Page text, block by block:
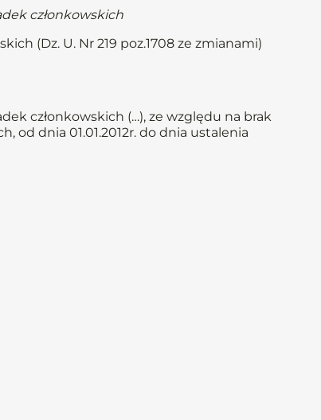
członkowskich
(Dz. U. Nr 219 poz.1708 ze zmianami)
członkowskich (…), ze względu na brak
od dnia 01.01.2012r. do dnia ustalenia